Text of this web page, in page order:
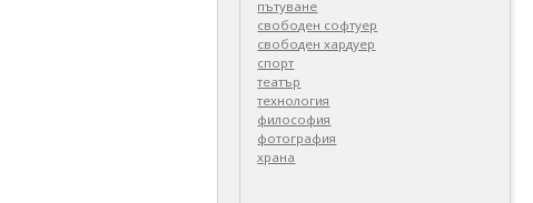
пътуване
свободен софтуер
свободен хардуер
спорт
театър
технология
философия
фотография
храна